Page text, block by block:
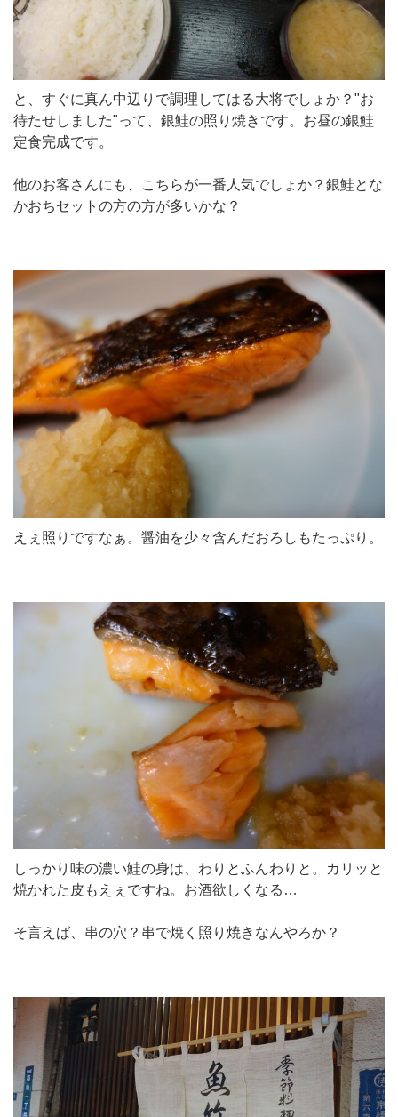
と、すぐに真ん中辺りで調理してはる大将でしょか？"お
待たせしました"って、銀鮭の照り焼きです。お昼の銀鮭
定食完成です。
他のお客さんにも、こちらが一番人気でしょか？銀鮭とな
かおちセットの方の方が多いかな？
えぇ照りですなぁ。醤油を少々含んだおろしもたっぷり。
しっかり味の濃い鮭の身は、わりとふんわりと。カリッと
焼かれた皮もえぇですね。お酒欲しくなる…
そ言えば、串の穴？串で焼く照り焼きなんやろか？